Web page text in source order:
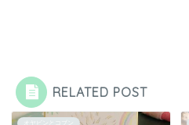
RELATED POST